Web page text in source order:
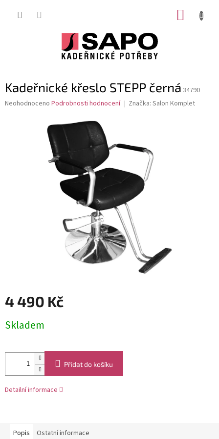
Kadeřnické křeslo STEPP černá 34790
Průměrné
Neohodnoceno Podrobnosti hodnocení Značka: Salon Komplet
4 490 Kč
cena:
Skladem
Přidat do košíku
Detailní informace
Popis Ostatní informace